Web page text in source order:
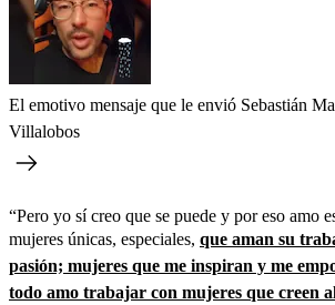
El emotivo mensaje que le envió Sebastián
Villalobos
“Pero yo sí creo que se puede y por eso amo
mujeres únicas, especiales, que aman su
pasión; mujeres que me inspiran y me
todo amo trabajar con mujeres que creen